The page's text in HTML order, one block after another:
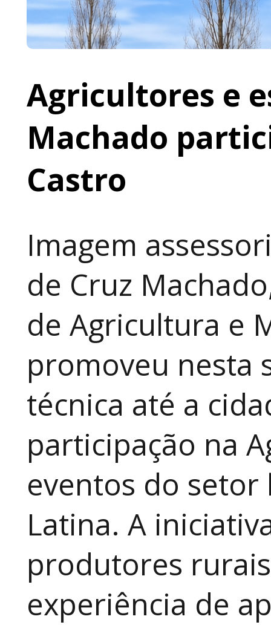
Agricultores e
Machado
Castro
Imagem
de Cruz
de Agricultura e
promoveu nesta
técnica até a
participação na
eventos do
Latina. A
produtores
experiência de